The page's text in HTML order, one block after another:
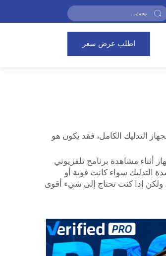
اطلب عرض سعر
التدليك الكامل، فقد يكون هو
مشاهدة برنامج تلفزيوني
التدليك سواء كانت قوية أو
إذا كنت تحتاج إلى شيء أقوى